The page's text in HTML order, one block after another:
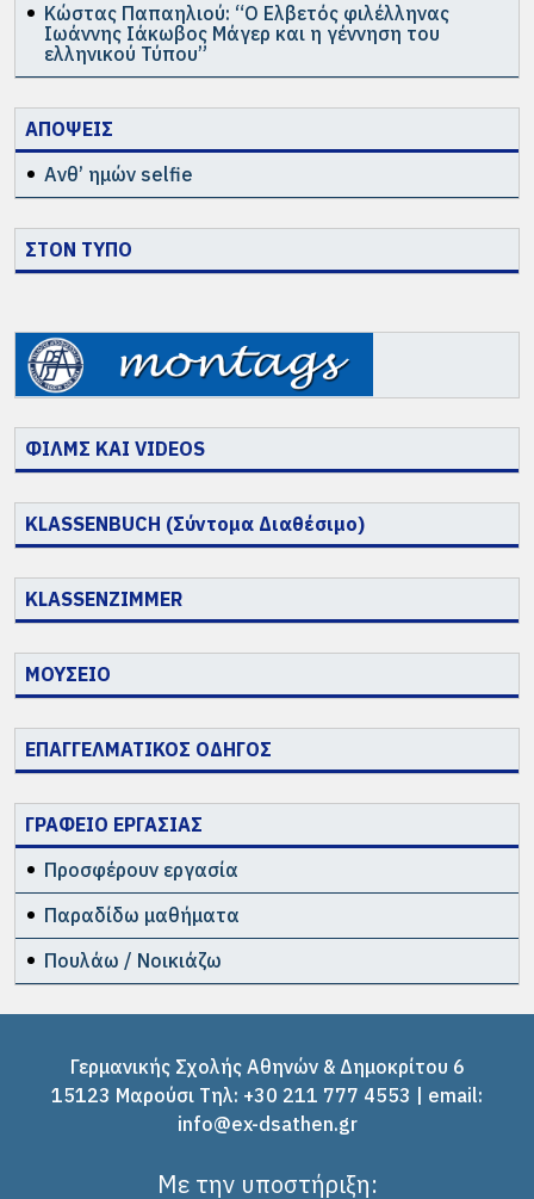
Κώστας Παπαηλιού: “Ο Ελβετός φιλέλληνας
Ιωάννης Ιάκωβος Μάγερ και η γέννηση του
ελληνικού Τύπου”
ΑΠΟΨΕΙΣ
Ανθ’ ημών selfie
ΣΤΟΝ ΤΥΠΟ
ΦΙΛΜΣ ΚΑΙ VIDEOS
KLASSENBUCH (Σύντομα Διαθέσιμο)
KLASSENZIMMER
ΜΟΥΣΕΙΟ
ΕΠΑΓΓΕΛΜΑΤΙΚΟΣ ΟΔΗΓΟΣ
ΓΡΑΦΕΙΟ ΕΡΓΑΣΙΑΣ
Προσφέρουν εργασία
Παραδίδω μαθήματα
Πουλάω / Νοικιάζω
Γερμανικής Σχολής Αθηνών & Δημοκρίτου 6
15123 Μαρούσι Tηλ: +30 211 777 4553 | email:
info@ex-dsathen.gr
Με την υποστήριξη: